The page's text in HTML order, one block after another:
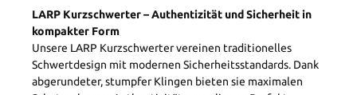
LARP Kurzschwerter – Authentizität und Sicherheit in
kompakter Form
Unsere LARP Kurzschwerter vereinen traditionelles
Schwertdesign mit modernen Sicherheitsstandards. Dank
abgerundeter, stumpfer Klingen bieten sie maximalen